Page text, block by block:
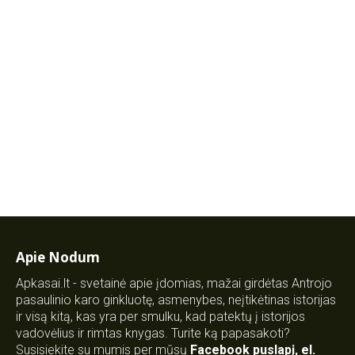
Apie Nodum
Apkasai.lt - svetainė apie įdomias, mažai girdėtas Antrojo
pasaulinio karo ginkluotę, asmenybes, neįtikėtinas istorijas
ir visą kitą, kas yra per smulku, kad patektų į istorijos
vadovėlius ir rimtas knygas. Turite ką papasakoti?
Susisiekite su mumis per mūsų Facebook puslapį, el.